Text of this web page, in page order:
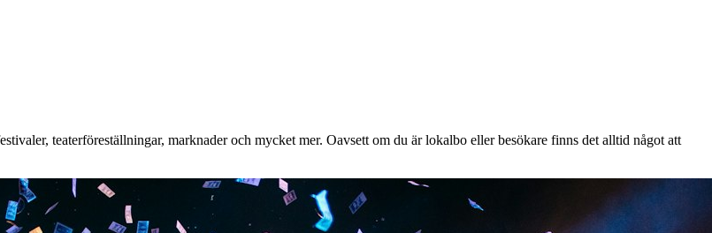
teaterföreställningar, marknader och mycket mer. Oavsett om du är lokalbo eller besökare finns det alltid något att